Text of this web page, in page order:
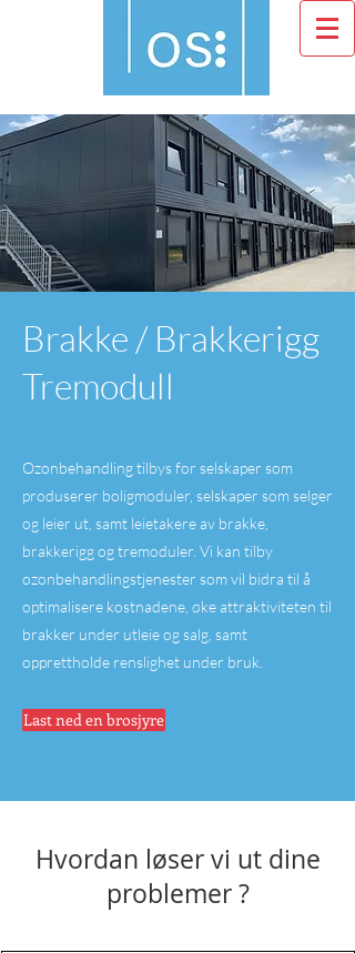
Brakke / Brakkerigg
Tremodull
Ozonbehandling tilbys for selskaper som
produserer boligmoduler, selskaper som selger
og leier ut, samt leietakere av brakke,
brakkerigg og tremoduler. Vi kan tilby
ozonbehandlingstjenester som vil bidra til å
optimalisere kostnadene, øke attraktiviteten til
brakker under utleie og salg, samt
opprettholde renslighet under bruk.
Last ned en brosjyre
Hvordan løser vi ut dine
problemer ?